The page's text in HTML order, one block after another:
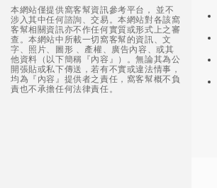
本網站僅提供窩客幫資訊參考平台， 並不
涉入其中任何諮詢、交易。本網站對各該窩
客幫相關資訊亦不作任何實質或形式上之審
查。本網站中所載一切窩客幫的資訊、文
字、照片、圖形 、產權、廣告內容、或其
他資料（以下簡稱『內容』）。無論其為公
開張貼或私下傳送，若有不實或違法情事，
均為『內容』提供者之責任，窩客幫概不負
責也不承擔任何法律責任。